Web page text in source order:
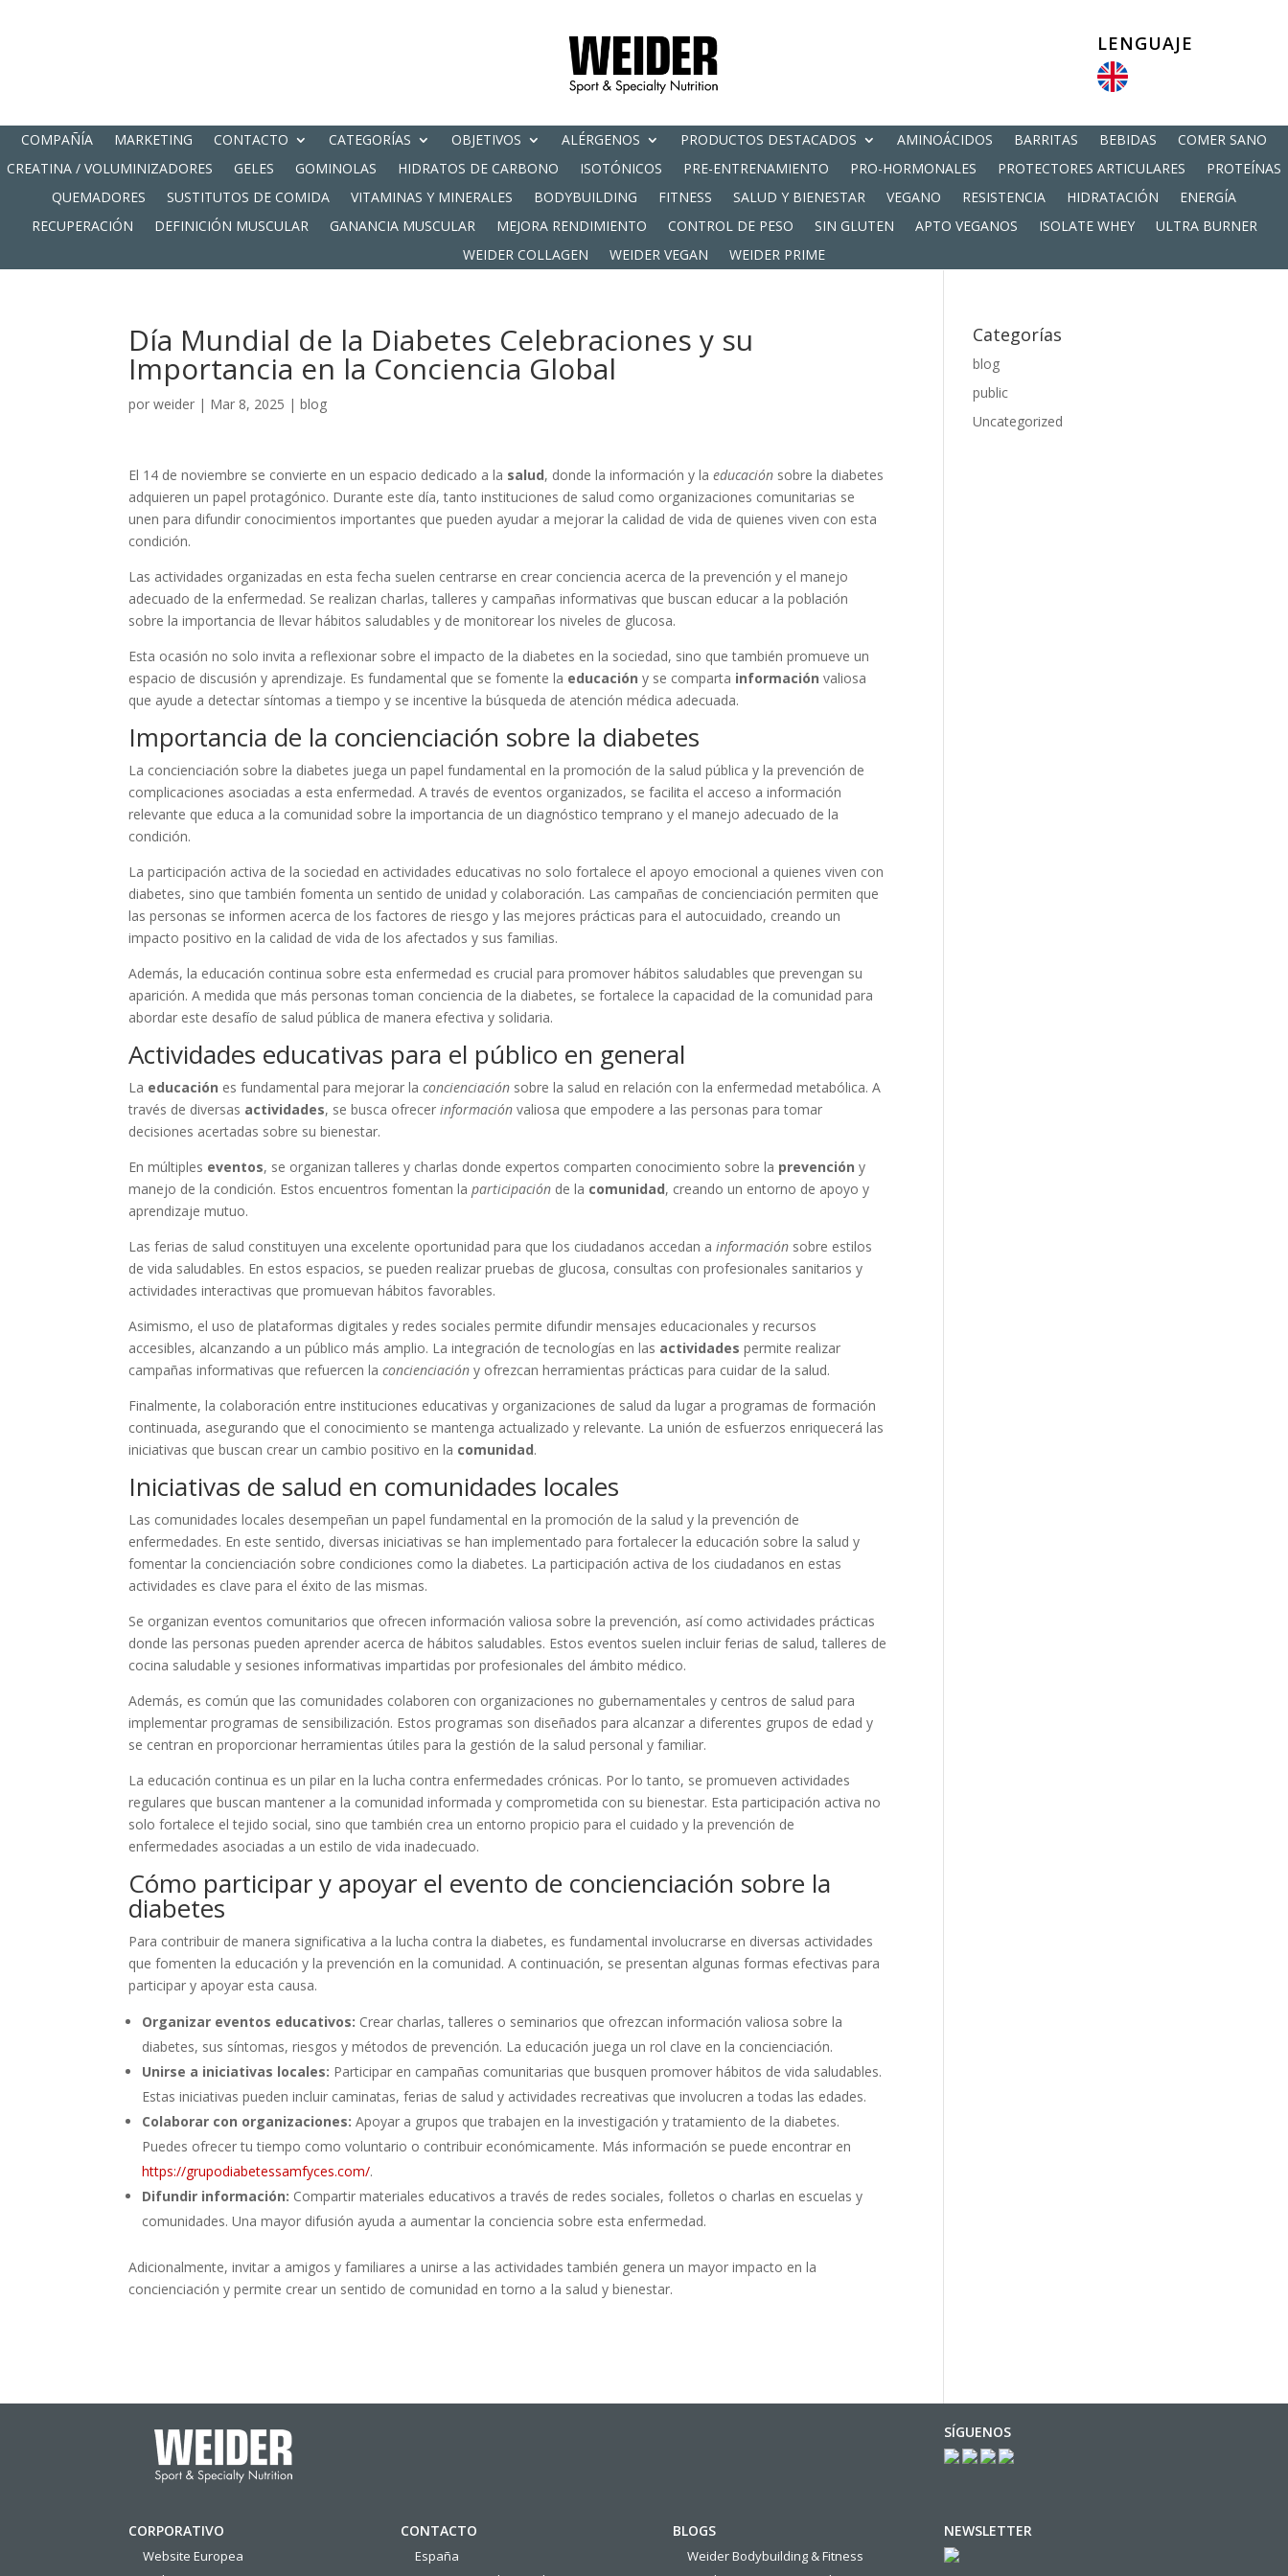
LENGUAJE
COMPAÑÍA MARKETING CONTACTO CATEGORÍAS OBJETIVOS ALÉRGENOS PRODUCTOS DESTACADOS AMINOÁCIDOS BARRITAS BEBIDAS
COMER SANO
CREATINA / VOLUMINIZADORES
GELES GOMINOLAS HIDRATOS DE CARBONO ISOTÓNICOS PRE-ENTRENAMIENTO PRO-HORMONALES PROTECTORES ARTICULARES
PROTEÍNAS
QUEMADORES
SUSTITUTOS DE COMIDA VITAMINAS Y MINERALES BODYBUILDING FITNESS SALUD Y BIENESTAR VEGANO RESISTENCIA HIDRATACIÓN
ENERGÍA
RECUPERACIÓN
DEFINICIÓN MUSCULAR GANANCIA MUSCULAR MEJORA RENDIMIENTO CONTROL DE PESO SIN GLUTEN APTO VEGANOS ISOLATE WHEY
ULTRA BURNER
WEIDER COLLAGEN
WEIDER VEGAN WEIDER PRIME
Día Mundial de la Diabetes Celebraciones y su
Importancia en la Conciencia Global
porweider | Mar 8, 2025 |blog
El 14 de noviembre se convierte en un espacio dedicado a la salud, donde la información y laeducación sobre la diabetes
adquieren un papel protagónico. Durante este día, tanto instituciones de salud como organizaciones comunitarias se
unen para difundir conocimientos importantes que pueden ayudar a mejorar la calidad de vida de quienes viven con esta
condición.
Las actividades organizadas en esta fecha suelen centrarse en crear conciencia acerca de la prevención y el manejo
adecuado de la enfermedad. Se realizan charlas, talleres y campañas informativas que buscan educar a la población
sobre la importancia de llevar hábitos saludables y de monitorear los niveles de glucosa.
Esta ocasión no solo invita a reflexionar sobre el impacto de la diabetes en la sociedad, sino que también promueve un
espacio de discusión y aprendizaje. Es fundamental que se fomente la educación y se comparta información valiosa
que ayude a detectar síntomas a tiempo y se incentive la búsqueda de atención médica adecuada.
Importancia de la concienciación sobre la diabetes
La concienciación sobre la diabetes juega un papel fundamental en la promoción de la salud pública y la prevención de
complicaciones asociadas a esta enfermedad. A través de eventos organizados, se facilita el acceso a información
relevante que educa a la comunidad sobre la importancia de un diagnóstico temprano y el manejo adecuado de la
condición.
La participación activa de la sociedad en actividades educativas no solo fortalece el apoyo emocional a quienes viven con
diabetes, sino que también fomenta un sentido de unidad y colaboración. Las campañas de concienciación permiten que
las personas se informen acerca de los factores de riesgo y las mejores prácticas para el autocuidado, creando un
impacto positivo en la calidad de vida de los afectados y sus familias.
Además, la educación continua sobre esta enfermedad es crucial para promover hábitos saludables que prevengan su
aparición. A medida que más personas toman conciencia de la diabetes, se fortalece la capacidad de la comunidad para
abordar este desafío de salud pública de manera efectiva y solidaria.
Actividades educativas para el público en general
La educación es fundamental para mejorar laconcienciación sobre la salud en relación con la enfermedad metabólica. A
través de diversas actividades, se busca ofrecerinformación valiosa que empodere a las personas para tomar
decisiones acertadas sobre su bienestar.
En múltiples eventos, se organizan talleres y charlas donde expertos comparten conocimiento sobre la prevención y
manejo de la condición. Estos encuentros fomentan laparticipación de la comunidad, creando un entorno de apoyo y
aprendizaje mutuo.
Las ferias de salud constituyen una excelente oportunidad para que los ciudadanos accedan ainformación sobre estilos
de vida saludables. En estos espacios, se pueden realizar pruebas de glucosa, consultas con profesionales sanitarios y
actividades interactivas que promuevan hábitos favorables.
Asimismo, el uso de plataformas digitales y redes sociales permite difundir mensajes educacionales y recursos
accesibles, alcanzando a un público más amplio. La integración de tecnologías en las actividades permite realizar
campañas informativas que refuercen laconcienciación y ofrezcan herramientas prácticas para cuidar de la salud.
Finalmente, la colaboración entre instituciones educativas y organizaciones de salud da lugar a programas de formación
continuada, asegurando que el conocimiento se mantenga actualizado y relevante. La unión de esfuerzos enriquecerá las
iniciativas que buscan crear un cambio positivo en la comunidad.
Iniciativas de salud en comunidades locales
Las comunidades locales desempeñan un papel fundamental en la promoción de la salud y la prevención de
enfermedades. En este sentido, diversas iniciativas se han implementado para fortalecer la educación sobre la salud y
fomentar la concienciación sobre condiciones como la diabetes. La participación activa de los ciudadanos en estas
actividades es clave para el éxito de las mismas.
Se organizan eventos comunitarios que ofrecen información valiosa sobre la prevención, así como actividades prácticas
donde las personas pueden aprender acerca de hábitos saludables. Estos eventos suelen incluir ferias de salud, talleres de
cocina saludable y sesiones informativas impartidas por profesionales del ámbito médico.
Además, es común que las comunidades colaboren con organizaciones no gubernamentales y centros de salud para
implementar programas de sensibilización. Estos programas son diseñados para alcanzar a diferentes grupos de edad y
se centran en proporcionar herramientas útiles para la gestión de la salud personal y familiar.
La educación continua es un pilar en la lucha contra enfermedades crónicas. Por lo tanto, se promueven actividades
regulares que buscan mantener a la comunidad informada y comprometida con su bienestar. Esta participación activa no
solo fortalece el tejido social, sino que también crea un entorno propicio para el cuidado y la prevención de
enfermedades asociadas a un estilo de vida inadecuado.
Cómo participar y apoyar el evento de concienciación sobre la
diabetes
Para contribuir de manera significativa a la lucha contra la diabetes, es fundamental involucrarse en diversas actividades
que fomenten la educación y la prevención en la comunidad. A continuación, se presentan algunas formas efectivas para
participar y apoyar esta causa.
Organizar eventos educativos: Crear charlas, talleres o seminarios que ofrezcan información valiosa sobre la
diabetes, sus síntomas, riesgos y métodos de prevención. La educación juega un rol clave en la concienciación.
Unirse a iniciativas locales: Participar en campañas comunitarias que busquen promover hábitos de vida saludables.
Estas iniciativas pueden incluir caminatas, ferias de salud y actividades recreativas que involucren a todas las edades.
Colaborar con organizaciones: Apoyar a grupos que trabajen en la investigación y tratamiento de la diabetes.
Puedes ofrecer tu tiempo como voluntario o contribuir económicamente. Más información se puede encontrar en
https://grupodiabetessamfyces.com/.
Difundir información: Compartir materiales educativos a través de redes sociales, folletos o charlas en escuelas y
comunidades. Una mayor difusión ayuda a aumentar la conciencia sobre esta enfermedad.
Adicionalmente, invitar a amigos y familiares a unirse a las actividades también genera un mayor impacto en la
concienciación y permite crear un sentido de comunidad en torno a la salud y bienestar.
Categorías
blog
public
Uncategorized
SÍGUENOS
CORPORATIVO
Website Europea
CONTACTO
España
BLOGS
Weider Bodybuilding & Fitness
NEWSLETTER